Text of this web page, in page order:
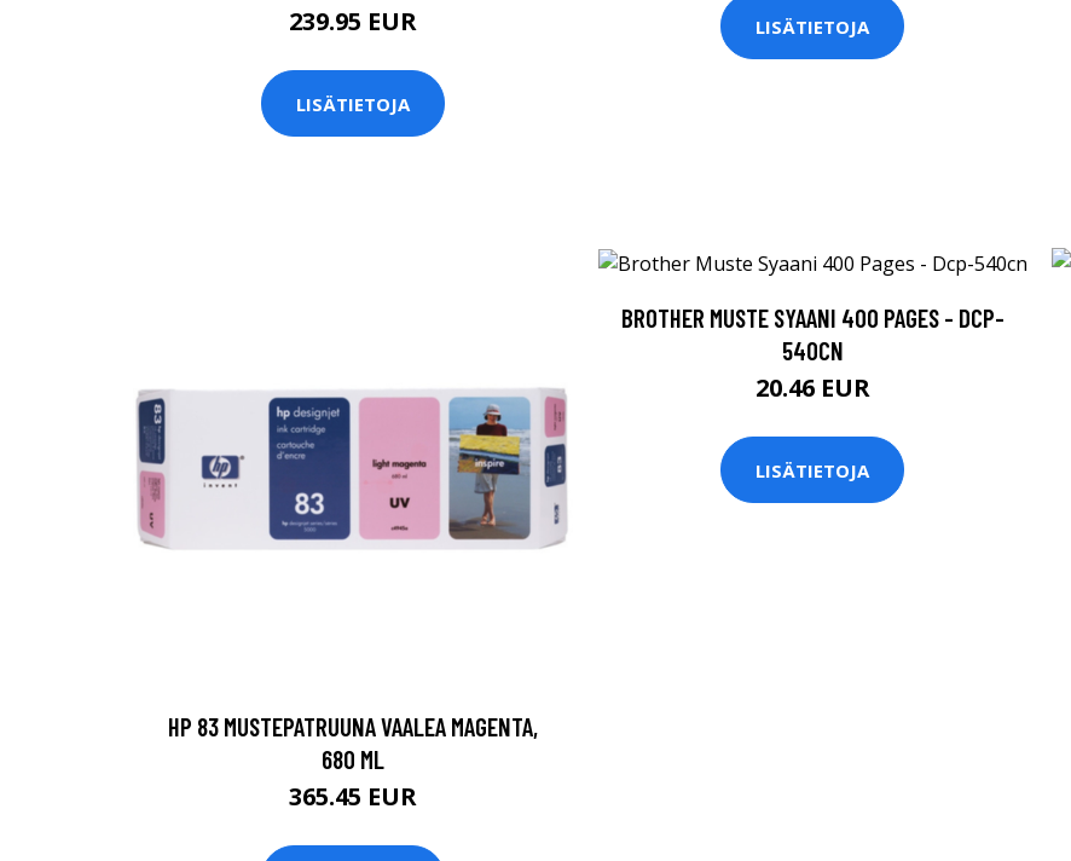
239.95 EUR
LISÄTIETOJA
LISÄTIETOJA
HP 83 MUSTEPATRUUNA VAALEA MAGENTA,
680 ML
365.45 EUR
BROTHER MUSTE SYAANI 400 PAGES - DCP-
540CN
20.46 EUR
LISÄTIETOJA